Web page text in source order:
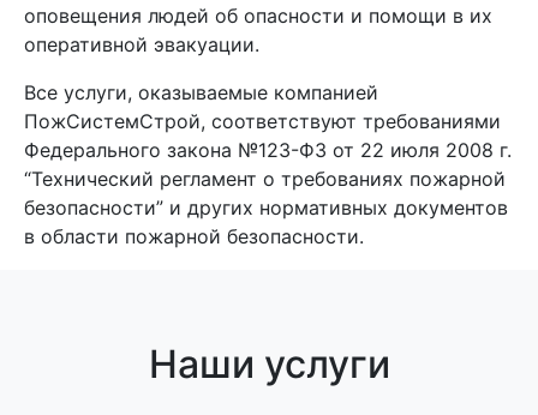
оповещения людей об опасности и помощи в их
оперативной эвакуации.
Все услуги, оказываемые компанией
ПожСистемСтрой, соответствуют требованиями
Федерального закона №123-ФЗ от 22 июля 2008 г.
“Технический регламент о требованиях пожарной
безопасности” и других нормативных документов
в области пожарной безопасности.
Наши услуги